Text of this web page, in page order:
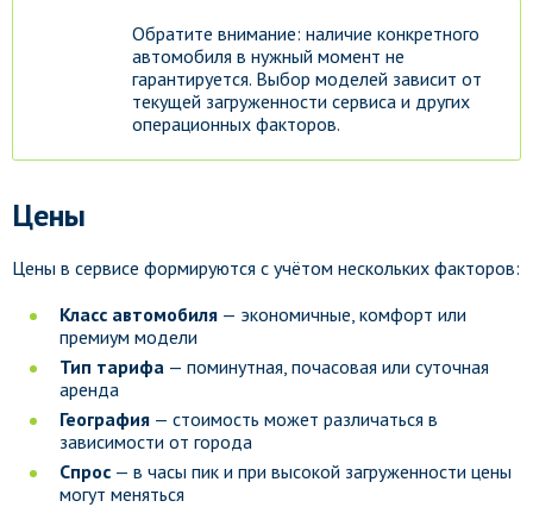
Обратите внимание: наличие конкретного
автомобиля в нужный момент не
гарантируется. Выбор моделей зависит от
текущей загруженности сервиса и других
операционных факторов.
Цены
Цены в сервисе формируются с учётом нескольких факторов:
Класс автомобиля — экономичные, комфорт или
премиум модели
Тип тарифа — поминутная, почасовая или суточная
аренда
География — стоимость может различаться в
зависимости от города
Спрос — в часы пик и при высокой загруженности цены
могут меняться